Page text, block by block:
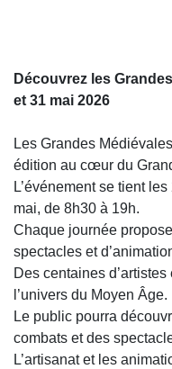
Découvrez les
et 31 mai 2026
Les Grandes
édition au cœur du
L’événement se tient
mai, de 8h30 à 19h.
Chaque journée
spectacles et
Des centaines
l’univers du Moyen Âge.
Le public pourra
combats et des
L’artisanat et les